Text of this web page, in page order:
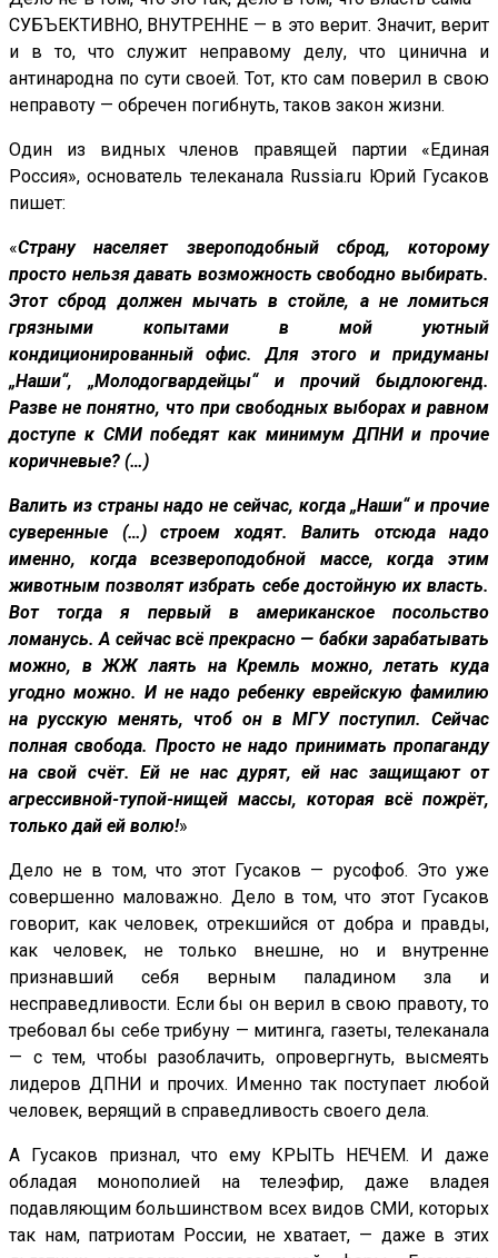
СУБЪЕКТИВНО, ВНУТРЕННЕ — в это верит. Значит, верит
и в то, что служит неправому делу, что цинична и
антинародна по сути своей. Тот, кто сам поверил в свою
неправоту — обречен погибнуть, таков закон жизни.
Один из видных членов правящей партии «Единая
Россия», основатель телеканала Russia.ru Юрий Гусаков
пишет:
«Страну населяет звероподобный сброд, которому
просто нельзя давать возможность свободно выбирать.
Этот сброд должен мычать в стойле, а не ломиться
грязными копытами в мой уютный
кондиционированный офис. Для этого и придуманы
„Наши“, „Молодогвардейцы“ и прочий быдлоюгенд.
Разве не понятно, что при свободных выборах и равном
доступе к СМИ победят как минимум ДПНИ и прочие
коричневые? (…)
Валить из страны надо не сейчас, когда „Наши“ и прочие
суверенные (…) строем ходят. Валить отсюда надо
именно, когда всезвероподобной массе, когда этим
животным позволят избрать себе достойную их власть.
Вот тогда я первый в американское посольство
ломанусь. А сейчас всё прекрасно — бабки зарабатывать
можно, в ЖЖ лаять на Кремль можно, летать куда
угодно можно. И не надо ребенку еврейскую фамилию
на русскую менять, чтоб он в МГУ поступил. Сейчас
полная свобода. Просто не надо принимать пропаганду
на свой счёт. Ей не нас дурят, ей нас защищают от
агрессивной-тупой-нищей массы, которая всё пожрёт,
только дай ей волю!»
Дело не в том, что этот Гусаков — русофоб. Это уже
совершенно маловажно. Дело в том, что этот Гусаков
говорит, как человек, отрекшийся от добра и правды,
как человек, не только внешне, но и внутренне
признавший себя верным паладином зла и
несправедливости. Если бы он верил в свою правоту, то
требовал бы себе трибуну — митинга, газеты, телеканала
— с тем, чтобы разоблачить, опровергнуть, высмеять
лидеров ДПНИ и прочих. Именно так поступает любой
человек, верящий в справедливость своего дела.
А Гусаков признал, что ему КРЫТЬ НЕЧЕМ. И даже
обладая монополией на телеэфир, даже владея
подавляющим большинством всех видов СМИ, которых
так нам, патриотам России, не хватает, — даже в этих